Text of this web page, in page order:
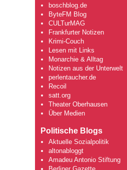
boschblog.de
ByteFM Blog
CULTurMAG
Frankfurter Notizen
Krimi-Couch
Lesen mit Links
Monarchie & Alltag
Notizen aus der Unterwelt
perlentaucher.de
Recoil
satt.org
Theater Oberhausen
Über Medien
Politische Blogs
Aktuelle Sozialpolitik
altonabloggt
Amadeu Antonio Stiftung